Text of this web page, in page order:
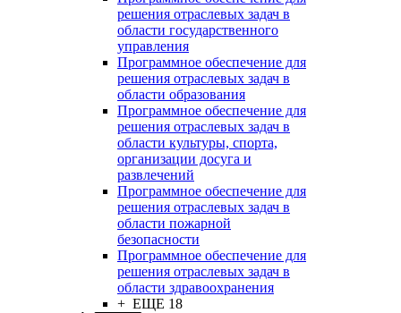
решения отраслевых задач в
области государственного
управления
Программное обеспечение для
решения отраслевых задач в
области образования
Программное обеспечение для
решения отраслевых задач в
области культуры, спорта,
организации досуга и
развлечений
Программное обеспечение для
решения отраслевых задач в
области пожарной
безопасности
Программное обеспечение для
решения отраслевых задач в
области здравоохранения
+ ЕЩЕ 18